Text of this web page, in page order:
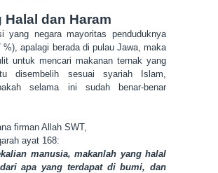
Halal dan Haram
yang negara mayoritas penduduknya
%), apalagi berada di pulau Jawa, maka
untuk mencari makanan ternak yang
disembelih sesuai syariah Islam,
selama ini sudah benar-benar
firman Allah SWT,
ayat 168:
manusia, makanlah yang halal
apa yang terdapat di bumi, dan